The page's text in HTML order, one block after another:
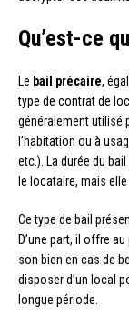
Qu’est-ce
Le bail précaire,
type de contrat de
généralement utilisé
l’habitation ou à
etc.). La durée du
le locataire, mais
Ce type de bail
D’une part, il offre
son bien en cas de
disposer d’un local
longue période.